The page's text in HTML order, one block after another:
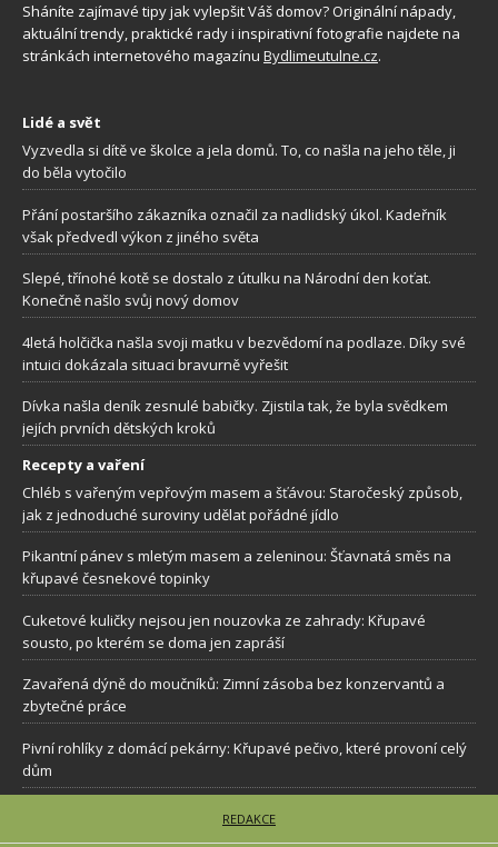
Sháníte zajímavé tipy jak vylepšit Váš domov? Originální nápady,
aktuální trendy, praktické rady i inspirativní fotografie najdete na
stránkách internetového magazínu Bydlimeutulne.cz.
Lidé a svět
Vyzvedla si dítě ve školce a jela domů. To, co našla na jeho těle, ji
do běla vytočilo
Přání postaršího zákazníka označil za nadlidský úkol. Kadeřník
však předvedl výkon z jiného světa
Slepé, třínohé kotě se dostalo z útulku na Národní den koťat.
Konečně našlo svůj nový domov
4letá holčička našla svoji matku v bezvědomí na podlaze. Díky své
intuici dokázala situaci bravurně vyřešit
Dívka našla deník zesnulé babičky. Zjistila tak, že byla svědkem
jejích prvních dětských kroků
Recepty a vaření
Chléb s vařeným vepřovým masem a šťávou: Staročeský způsob,
jak z jednoduché suroviny udělat pořádné jídlo
Pikantní pánev s mletým masem a zeleninou: Šťavnatá směs na
křupavé česnekové topinky
Cuketové kuličky nejsou jen nouzovka ze zahrady: Křupavé
sousto, po kterém se doma jen zapráší
Zavařená dýně do moučníků: Zimní zásoba bez konzervantů a
zbytečné práce
Pivní rohlíky z domácí pekárny: Křupavé pečivo, které provoní celý
dům
REDAKCE